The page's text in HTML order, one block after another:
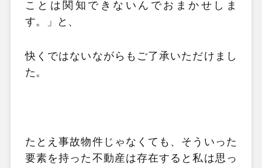
ことは関知できないんでおまかせしま
す。」と、
快くではないながらもご了承いただけまし
た。
たとえ事故物件じゃなくても、そういった
要素を持った不動産は存在すると私は思っ